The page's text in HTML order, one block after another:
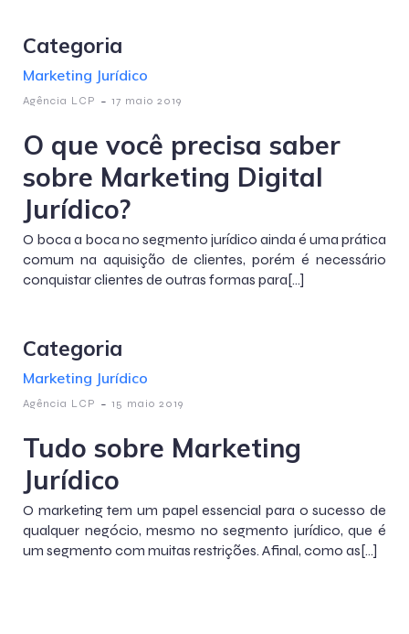
Categoria
Marketing Jurídico
Agência LCP - 17 maio 2019
O que você precisa saber
sobre Marketing Digital
Jurídico?
O boca a boca no segmento jurídico ainda é uma prática
comum na aquisição de clientes, porém é necessário
conquistar clientes de outras formas para[…]
Categoria
Marketing Jurídico
Agência LCP - 15 maio 2019
Tudo sobre Marketing
Jurídico
O marketing tem um papel essencial para o sucesso de
qualquer negócio, mesmo no segmento jurídico, que é
um segmento com muitas restrições. Afinal, como as[…]